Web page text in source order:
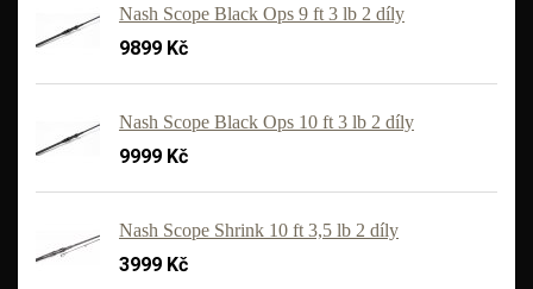
Nash Scope Black Ops 9 ft 3 lb 2 díly
9899 Kč
Nash Scope Black Ops 10 ft 3 lb 2 díly
9999 Kč
Nash Scope Shrink 10 ft 3,5 lb 2 díly
3999 Kč